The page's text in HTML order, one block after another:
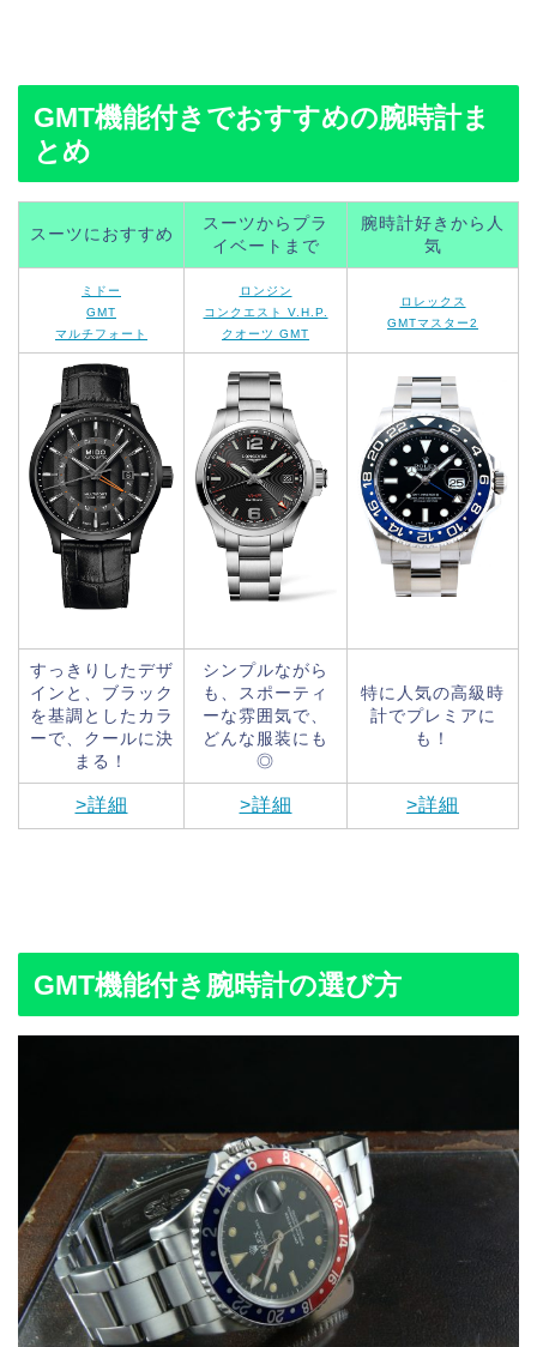
GMT機能付きでおすすめの腕時計ま
とめ
スーツにおすすめ
スーツからプラ
イベートまで
腕時計好きから人
気
ミドー
GMT
マルチフォート
ロンジン
コンクエスト V.H.P.
クオーツ GMT
ロレックス
GMTマスター2
すっきりしたデザ
インと、ブラック
を基調としたカラ
ーで、クールに決
まる！
シンプルながら
も、スポーティ
ーな雰囲気で、
どんな服装にも
◎
特に人気の高級時
計でプレミアに
も！
>詳細 >詳細 >詳細
GMT機能付き腕時計の選び方